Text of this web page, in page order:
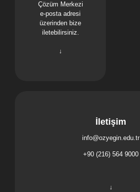
Çözüm Merkezi
e-posta adresi
üzerinden bize
iletebilirsiniz.
↓
İletişim
info@ozyegin.edu.tr
+90 (216) 564 9000
↓